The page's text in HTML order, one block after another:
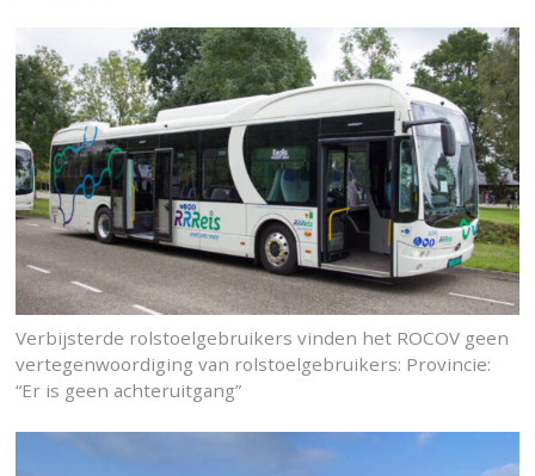
Verbijsterde rolstoelgebruikers vinden het ROCOV geen
vertegenwoordiging van rolstoelgebruikers: Provincie:
“Er is geen achteruitgang”